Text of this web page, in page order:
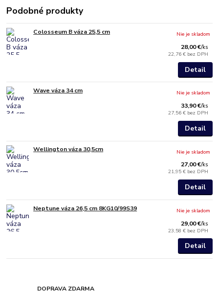
Podobné produkty
Colosseum B váza 25,5 cm
28,00 €/ks
22,76 € bez DPH
Nie je skladom
Detail
Wave váza 34 cm
33,90 €/ks
27,56 € bez DPH
Nie je skladom
Detail
Wellington váza 30,5cm
27,00 €/ks
21,95 € bez DPH
Nie je skladom
Detail
Neptune váza 26,5 cm 8KG10/99S39
29,00 €/ks
23,58 € bez DPH
Nie je skladom
Detail
DOPRAVA ZDARMA